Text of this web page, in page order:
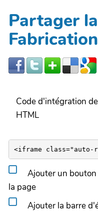
Partager
Code d'intégration
HTML
Ajouter un
la page
Ajouter la barre